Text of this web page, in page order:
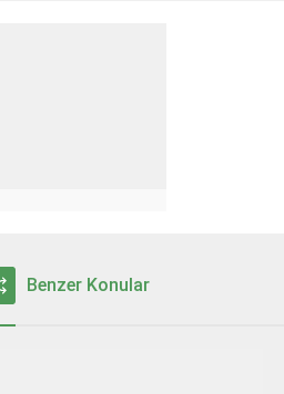
Benzer Konular